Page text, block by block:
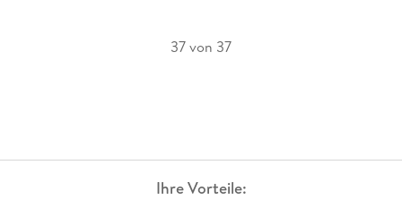
37 von 37
Ihre Vorteile: